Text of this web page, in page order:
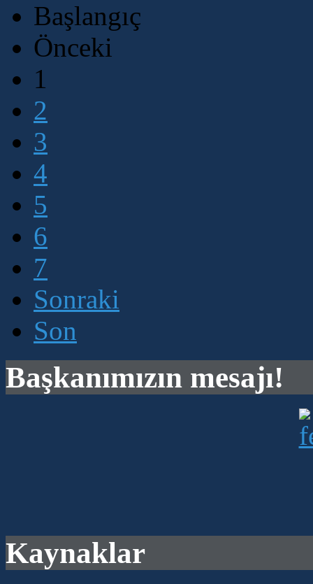
Başlangıç
Önceki
1
2
3
4
5
6
7
Sonraki
Son
Başkanımızın mesajı!
Kaynaklar